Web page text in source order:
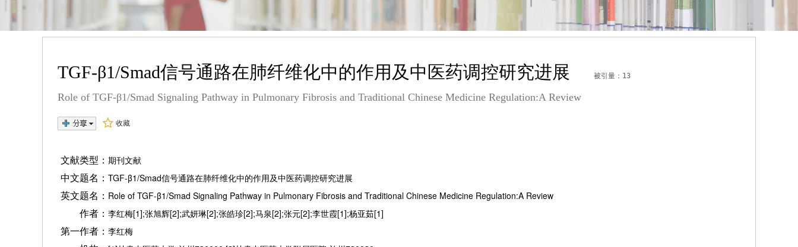
TGF-β1/Smad信号通路在肺纤维化中的作用及中医药调控研究进展 被引量：13
Role of TGF-β1/Smad Signaling Pathway in Pulmonary Fibrosis and Traditional Chinese Medicine Regulation:A Review
收藏
文献类型： 期刊文献
中文题名： TGF-β1/Smad信号通路在肺纤维化中的作用及中医药调控研究进展
英文题名： Role of TGF-β1/Smad Signaling Pathway in Pulmonary Fibrosis and Traditional Chinese Medicine Regulation:A Review
作者： 李红梅[1];张旭辉[2];武妍琳[2];张皓珍[2];马泉[2];张元[2];李世霞[1];杨亚茹[1]
第一作者： 李红梅